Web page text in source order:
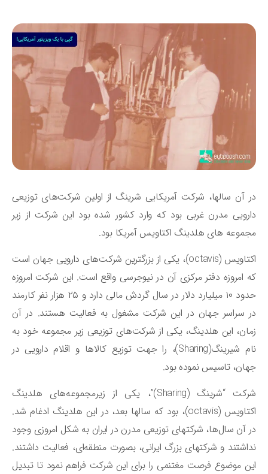
آن سالها، شرکت آمریکایی شرینگ از اولین شرکت‌های توزیعی
مدرن غربی بود که وارد کشور شده بود این شرکت از زیر
های هلدینگ اکتاویس آمریکا بود.
اکتاویس (octavis)، یکی از بزرگترین شرکت‌های دارویی جهان است
امروزه دفتر مرکزی آن در نیوجرسی واقع است. این شرکت امروزه
حدود ۱۰ میلیارد دلار در سال گردش مالی دارد و ۲۵ هزار نفر کارمند
سراسر جهان در این شرکت مشغول به فعالیت هستند. در آن
این هلدینگ، یکی از شرکت‌های توزیعی زیر مجموعه خود به
نام شیرینگ(Sharing)، را جهت توزیع کالاها و اقلام دارویی در
تاسیس نموده بود.
شرکت “شرینگ (Sharing)”، یکی از زیرمجموعه‌های هلدینگ
اکتاویس (octavis)، بود که سالها بعد، در این هلدینگ ادغام شد.
آن سال‌ها، شرکتهای توزیعی مدرن در ایران به شکل امروزی وجود
و شرکتهای بزرگ ایرانی، بصورت منطقه‌ای، فعالیت داشتند.
موضوع فرصت مغتنمی را برای این شرکت فراهم نمود تا تبدیل